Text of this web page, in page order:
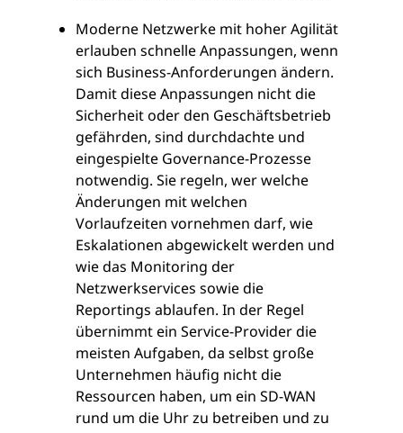
Moderne Netzwerke mit hoher Agilität
erlauben schnelle Anpassungen, wenn
sich Business-Anforderungen ändern.
Damit diese Anpassungen nicht die
Sicherheit oder den Geschäftsbetrieb
gefährden, sind durchdachte und
eingespielte Governance-Prozesse
notwendig. Sie regeln, wer welche
Änderungen mit welchen
Vorlaufzeiten vornehmen darf, wie
Eskalationen abgewickelt werden und
wie das Monitoring der
Netzwerkservices sowie die
Reportings ablaufen. In der Regel
übernimmt ein Service-Provider die
meisten Aufgaben, da selbst große
Unternehmen häufig nicht die
Ressourcen haben, um ein SD-WAN
rund um die Uhr zu betreiben und zu